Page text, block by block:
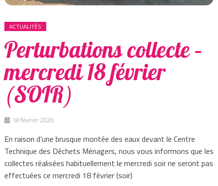
ACTUALITÉS
Perturbations collecte –
mercredi 18 février
(SOIR)
18 février 2026
En raison d’une brusque montée des eaux devant le Centre
Technique des Déchets Ménagers, nous vous informons que les
collectes réalisées habituellement le mercredi soir ne seront pas
effectuées ce mercredi 18 février (soir)